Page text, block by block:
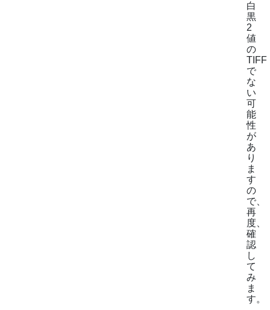
白
黒
2
値
の
TIFF
で
な
い
可
能
性
が
あ
り
ま
す
の
で、
再
度、
確
認
し
て
み
ま
す。